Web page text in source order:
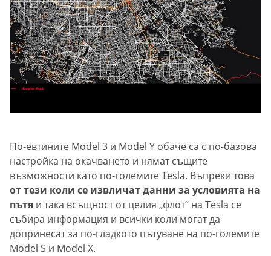
По-евтините Model 3 и Model Y обаче са с по-базова
настройка на окачването и нямат същите
възможности като по-големите Tesla. Въпреки това
от тези коли се извличат данни за условията на
пътя и така всъщност от целия „флот“ на Tesla се
събира информация и всички коли могат да
допринесат за по-гладкото пътуване на по-големите
Model S и Model X.